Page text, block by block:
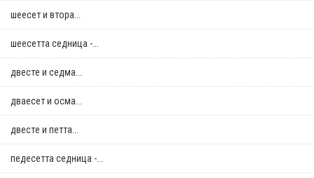
шеесет и втора...
шеесетта седница -...
двестe и седма...
дваесет и осма...
двестe и петта...
педесетта седница -...